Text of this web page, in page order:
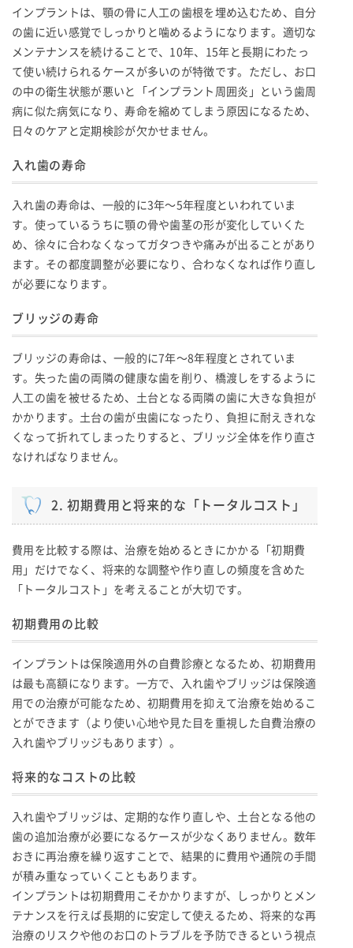
インプラントは、顎の骨に人工の歯根を埋め込むため、自分
の歯に近い感覚でしっかりと噛めるようになります。適切な
メンテナンスを続けることで、10年、15年と長期にわたっ
て使い続けられるケースが多いのが特徴です。ただし、お口
の中の衛生状態が悪いと「インプラント周囲炎」という歯周
病に似た病気になり、寿命を縮めてしまう原因になるため、
日々のケアと定期検診が欠かせません。
入れ歯の寿命
入れ歯の寿命は、一般的に3年〜5年程度といわれていま
す。使っているうちに顎の骨や歯茎の形が変化していくた
め、徐々に合わなくなってガタつきや痛みが出ることがあり
ます。その都度調整が必要になり、合わなくなれば作り直し
が必要になります。
ブリッジの寿命
ブリッジの寿命は、一般的に7年〜8年程度とされていま
す。失った歯の両隣の健康な歯を削り、橋渡しをするように
人工の歯を被せるため、土台となる両隣の歯に大きな負担が
かかります。土台の歯が虫歯になったり、負担に耐えきれな
くなって折れてしまったりすると、ブリッジ全体を作り直さ
なければなりません。
2. 初期費用と将来的な「トータルコスト」
費用を比較する際は、治療を始めるときにかかる「初期費
用」だけでなく、将来的な調整や作り直しの頻度を含めた
「トータルコスト」を考えることが大切です。
初期費用の比較
インプラントは保険適用外の自費診療となるため、初期費用
は最も高額になります。一方で、入れ歯やブリッジは保険適
用での治療が可能なため、初期費用を抑えて治療を始めるこ
とができます（より使い心地や見た目を重視した自費治療の
入れ歯やブリッジもあります）。
将来的なコストの比較
入れ歯やブリッジは、定期的な作り直しや、土台となる他の
歯の追加治療が必要になるケースが少なくありません。数年
おきに再治療を繰り返すことで、結果的に費用や通院の手間
が積み重なっていくこともあります。
インプラントは初期費用こそかかりますが、しっかりとメン
テナンスを行えば長期的に安定して使えるため、将来的な再
治療のリスクや他のお口のトラブルを予防できるという視点